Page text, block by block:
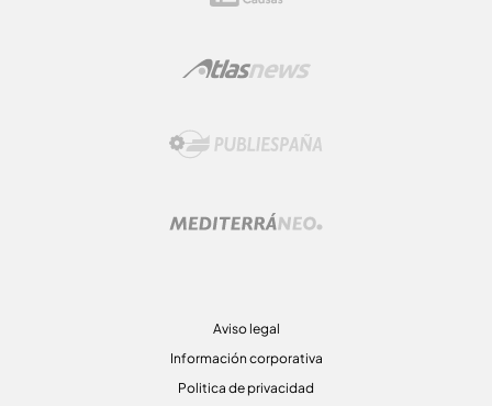
Aviso legal
Información corporativa
Politica de privacidad